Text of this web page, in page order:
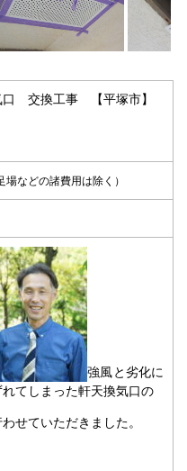
口 交換工事 【平塚市】
場などの諸費用は除く）
強風と劣化に
れてしまった軒天換気口の
せていただきました。